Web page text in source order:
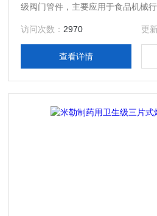
级阀门管件，主要应用于食品机械
设备的专业生产厂家，产品规格齐
生级米勒三片式焊接球阀生产厂家
法兰，KF接头，真空软管，真空波
访问次数： 2970 更
查看详情